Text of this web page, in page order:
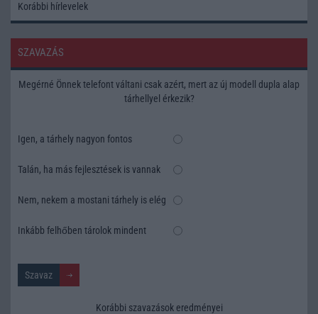
Korábbi hírlevelek
SZAVAZÁS
Megérné Önnek telefont váltani csak azért, mert az új modell dupla alap
tárhellyel érkezik?
Igen, a tárhely nagyon fontos
Talán, ha más fejlesztések is vannak
Nem, nekem a mostani tárhely is elég
Inkább felhőben tárolok mindent
Korábbi szavazások eredményei